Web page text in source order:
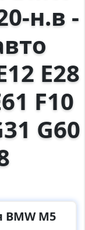
н.в -
E28
F10
G60
BMW M5